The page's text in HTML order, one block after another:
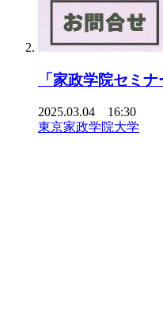
「家政学院セミ
2025.03.04 16:30
東京家政学院大学